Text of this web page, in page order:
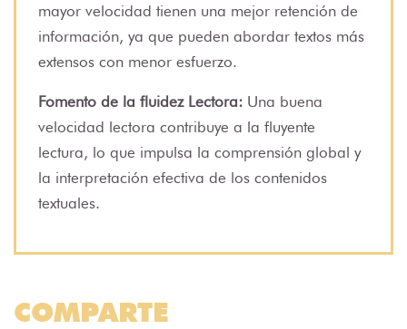
mayor velocidad tienen una mejor retención de
información, ya que pueden abordar textos más
extensos con menor esfuerzo.
Fomento de la fluidez Lectora: Una buena
velocidad lectora contribuye a la fluyente
lectura, lo que impulsa la comprensión global y
la interpretación efectiva de los contenidos
textuales.
COMPARTE